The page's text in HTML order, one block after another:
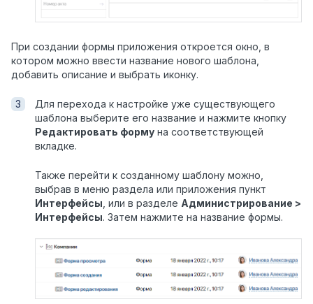
При создании формы приложения откроется окно, в
котором можно ввести название нового шаблона,
добавить описание и выбрать иконку.
Для перехода к настройке уже существующего
шаблона выберите его название и нажмите кнопку
Редактировать форму на соответствующей
вкладке.
Также перейти к созданному шаблону можно,
выбрав в меню раздела или приложения пункт
Интерфейсы , или в разделе Администрирование >
Интерфейсы. Затем нажмите на название формы.